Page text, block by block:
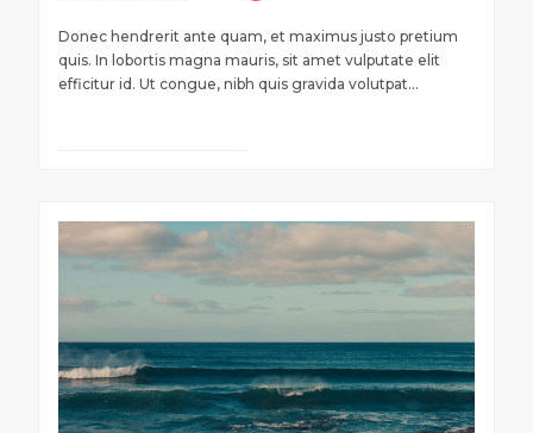
Donec hendrerit ante quam, et maximus justo pretium
quis. In lobortis magna mauris, sit amet vulputate elit
efficitur id. Ut congue, nibh quis gravida volutpat...
$ 1700 USD
Onwards